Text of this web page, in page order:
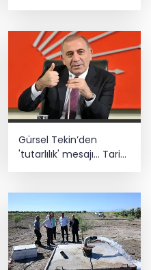
Gürsel Tekin’den
'tutarlılık' mesajı... Tarihi